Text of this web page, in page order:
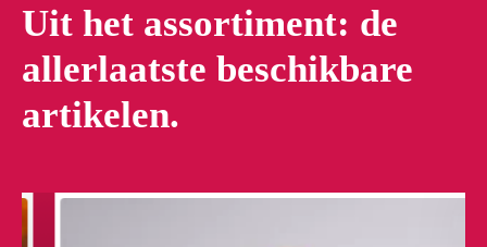
Uit het assortiment: de
allerlaatste beschikbare
artikelen.